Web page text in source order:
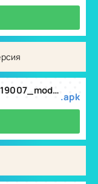
talking_tom_gold_run_26_3_15_19007_mod.apk.apk